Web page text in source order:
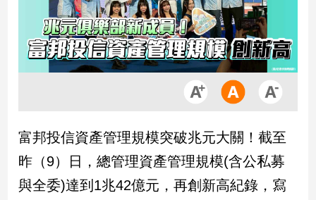
品
政
治
政
治
富邦投信資產管理規模突破兆元大關！截至
昨（9）日，總管理資產管理規模(含公私募
與全委)達到1兆42億元，再創新高紀錄，寫